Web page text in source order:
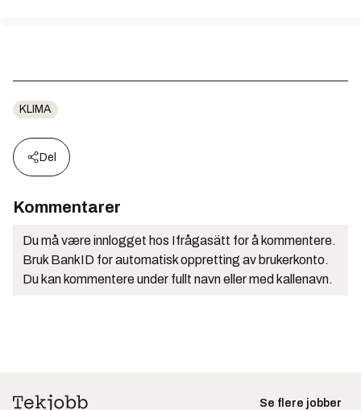
KLIMA
Del
Kommentarer
Du må være innlogget hos Ifrågasätt for å kommentere.
Bruk BankID for automatisk oppretting av brukerkonto.
Du kan kommentere under fullt navn eller med kallenavn.
Se flere jobber